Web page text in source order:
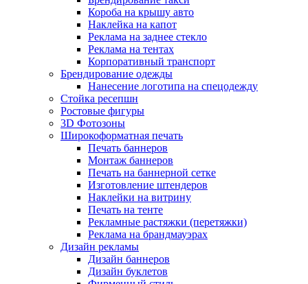
Короба на крышу авто
Наклейка на капот
Реклама на заднее стекло
Реклама на тентах
Корпоративный транспорт
Брендирование одежды
Нанесение логотипа на спецодежду
Стойка ресепшн
Ростовые фигуры
3D Фотозоны
Широкоформатная печать
Печать баннеров
Монтаж баннеров
Печать на баннерной сетке
Изготовление штендеров
Наклейки на витрину
Печать на тенте
Рекламные растяжки (перетяжки)
Реклама на брандмауэрах
Дизайн рекламы
Дизайн баннеров
Дизайн буклетов